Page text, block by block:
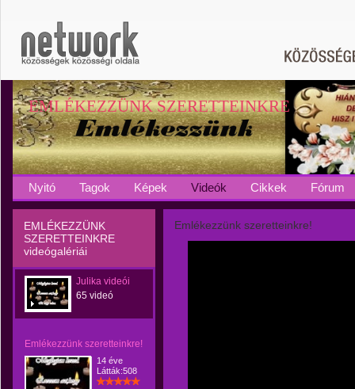
EMLÉKEZZÜNK SZERETTEINKRE
Nyitó Tagok Képek Videók Cikkek Fórum
EMLÉKEZZÜNK
SZERETTEINKRE
videógalériái
Julika videói
65 videó
Emlékezzünk szeretteinkre!
14 éve
Látták:508
Emlékezzünk szeretteinkre!